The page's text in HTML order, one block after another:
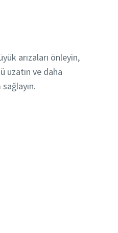
arızaları önleyin,
uzatın ve daha